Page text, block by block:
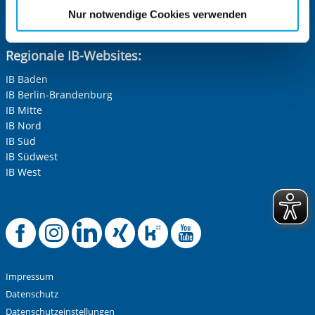
Cookies, die erforderlich zur Bereitstellung der von Ihnen
aufgerufenen und somit gewünschten Website-
Funktionen sind. Diese Cookies setzen wir aufgrund
berechtigter Interessen und daher unabhängig von einer
Einwilligung.
Nur notwendige Cookies verwenden
Delta-Netz Transfer: Förderketten zur Grundbildung schaffen
und sichern
Regionale IB-Websites:
IB Baden
IB Berlin-Brandenburg
IB Mitte
IB Nord
IB Süd
IB Südwest
IB West
Offizielle
Offizielle
Offizielle
Offizielle
Offizielle
Impressum
Datenschutz
Datenschutzeinstellungen